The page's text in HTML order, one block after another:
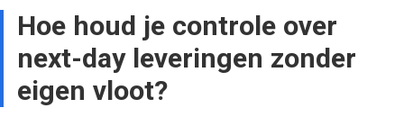
Hoe houd je controle over
next-day leveringen zonder
eigen vloot?